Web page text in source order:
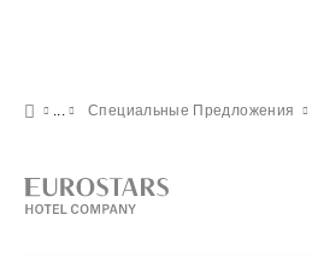
Специальные Предложения